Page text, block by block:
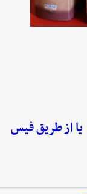
یا از طریق فیس